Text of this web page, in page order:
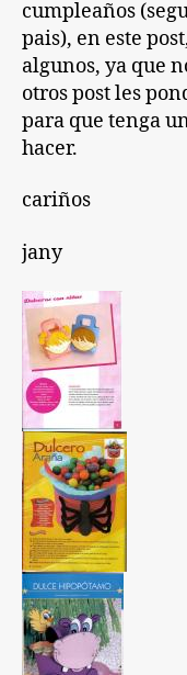
cumpleaños
pais), en este
algunos, ya que
otros post les
para que tenga
hacer.
cariños
jany